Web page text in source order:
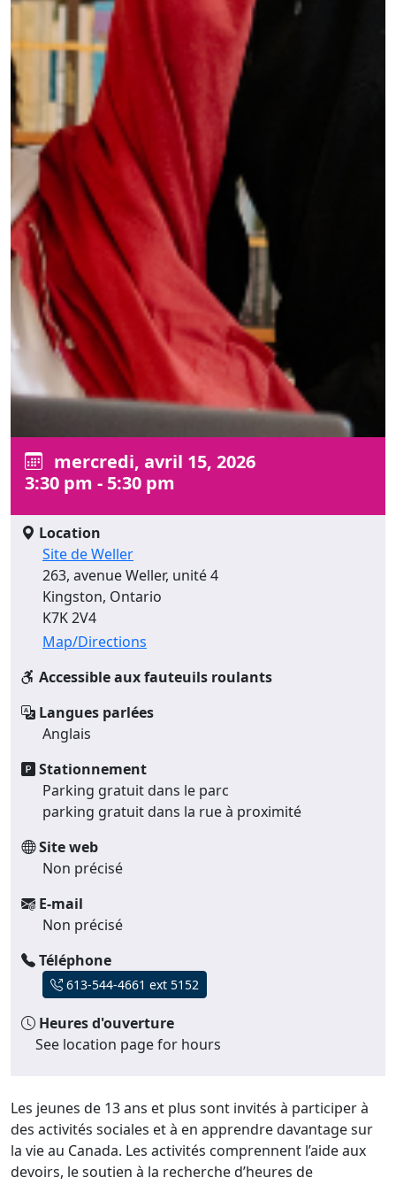
mercredi, avril 15, 2026
3:30 pm - 5:30 pm
Location
Site de Weller
263, avenue Weller, unité 4
Kingston, Ontario
K7K 2V4
Map/Directions
Accessible aux fauteuils roulants
Langues parlées
Anglais
Stationnement
Parking gratuit dans le parc
parking gratuit dans la rue à proximité
Site web
Non précisé
E-mail
Non précisé
Téléphone
613-544-4661 ext 5152
Heures d'ouverture
See location page for hours
Les jeunes de 13 ans et plus sont invités à participer à
des activités sociales et à en apprendre davantage sur
la vie au Canada. Les activités comprennent l’aide aux
devoirs, le soutien à la recherche d’heures de